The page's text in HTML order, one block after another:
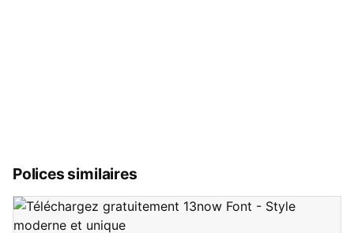
Polices similaires